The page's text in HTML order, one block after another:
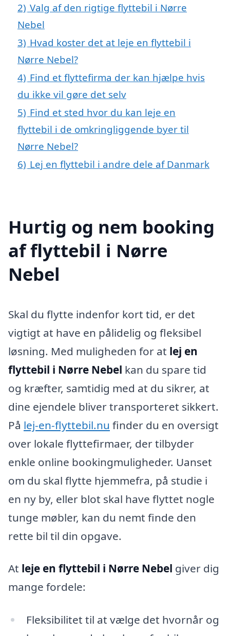
2) Valg af den rigtige flyttebil i Nørre
Nebel
3) Hvad koster det at leje en flyttebil i
Nørre Nebel?
4) Find et flyttefirma der kan hjælpe hvis
du ikke vil gøre det selv
5) Find et sted hvor du kan leje en
flyttebil i de omkringliggende byer til
Nørre Nebel?
6) Lej en flyttebil i andre dele af Danmark
Hurtig og nem booking
af flyttebil i Nørre
Nebel
Skal du flytte indenfor kort tid, er det
vigtigt at have en pålidelig og fleksibel
løsning. Med muligheden for at lej en
flyttebil i Nørre Nebel kan du spare tid
og kræfter, samtidig med at du sikrer, at
dine ejendele bliver transporteret sikkert.
På lej-en-flyttebil.nu finder du en oversigt
over lokale flyttefirmaer, der tilbyder
enkle online bookingmuligheder. Uanset
om du skal flytte hjemmefra, på studie i
en ny by, eller blot skal have flyttet nogle
tunge møbler, kan du nemt finde den
rette bil til din opgave.
At leje en flyttebil i Nørre Nebel giver dig
mange fordele:
Fleksibilitet til at vælge det hvornår og